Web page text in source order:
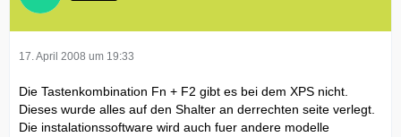
17. April 2008 um 19:33
Die Tastenkombination Fn + F2 gibt es bei dem XPS nicht.
Dieses wurde alles auf den Shalter an derrechten seite verlegt.
Die instalationssoftware wird auch fuer andere modelle